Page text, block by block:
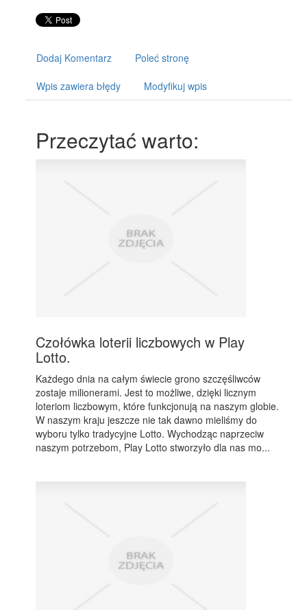
Dodaj Komentarz Poleć stronę
Wpis zawiera błędy Modyfikuj wpis
Przeczytać warto:
Czołówka loterii liczbowych w Play
Lotto.
Każdego dnia na całym świecie grono szczęśliwców
zostaje milionerami. Jest to możliwe, dzięki licznym
loteriom liczbowym, które funkcjonują na naszym globie.
W naszym kraju jeszcze nie tak dawno mieliśmy do
wyboru tylko tradycyjne Lotto. Wychodząc naprzeciw
naszym potrzebom, Play Lotto stworzyło dla nas mo...